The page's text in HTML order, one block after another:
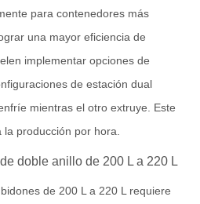
para contenedores más
una mayor eficiencia de
implementar opciones de
de estación dual
mientras el otro extruye. Este
producción por hora.
doble anillo de 200 L a 220 L
de 200 L a 220 L requiere